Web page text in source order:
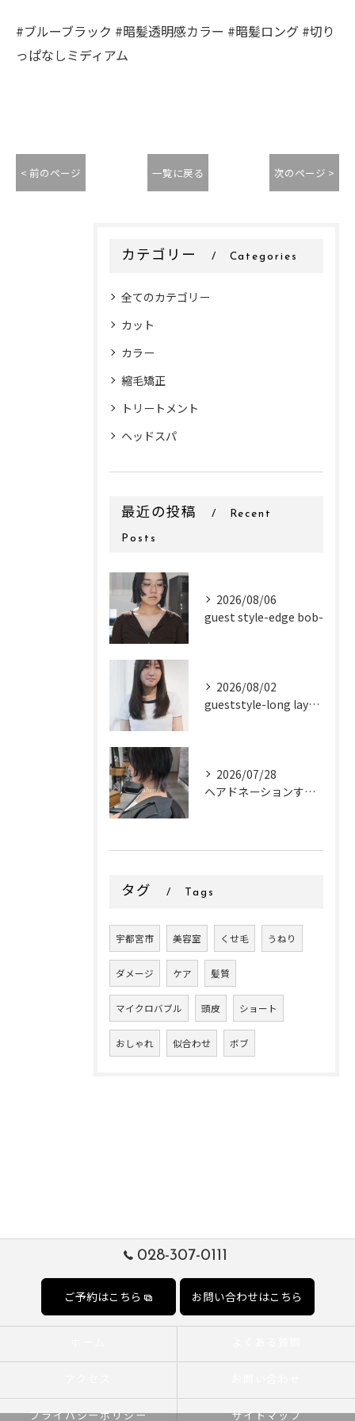
#ブルーブラック #暗髪透明感カラー #暗髪ロング #切り
っぱなしミディアム
< 前のページ 一覧に戻る 次のページ >
カテゴリー Categories
全てのカテゴリー
カット
カラー
縮毛矯正
トリートメント
ヘッドスパ
最近の投稿 Recent
Posts
2026/08/06
guest style-edge bob-
2026/08/02
gueststyle-long layer-
2026/07/28
ヘアドネーションするお客様✂
タグ Tags
宇都宮市 美容室 くせ毛 うねり
ダメージ ケア 髪質
マイクロバブル 頭皮 ショート
おしゃれ 似合わせ ボブ
028-307-0111
ご予約はこちら お問い合わせはこちら
プライバシーポリシー サイトマップ